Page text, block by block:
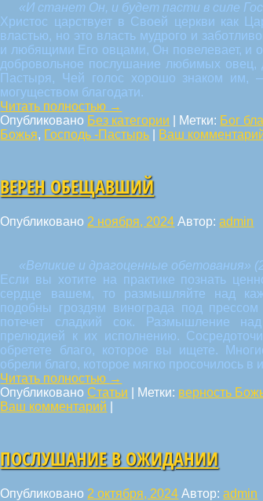
«И станет Он, и будет пасти в силе
Христос царствует в Своей церкви как
властью, но это власть мудрого и
и любящими Его овцами, Он повелевает, и
добровольное послушание любимых овец,
Пастыря, Чей голос хорошо знаком им,
могуществом благодати.
Читать полностью →
Опубликовано Без категории Метки: Бог
Божья, Господь -Пастырь Ваш
ВЕРЕН ОБЕЩАВШИЙ
Опубликовано 2 ноября, 2024 Автор:admin
«Великие и драгоценные обетования»
Если вы хотите на практике познать
сердце вашем, то размышляйте над
подобны гроздям винограда под
потечет сладкий сок. Размышление
прелюдией к их исполнению.
обретете благо, которое вы ищете.
обрели благо, которое мягко просочилось
Читать полностью →
ОпубликованоСтатьи Метки: верность
Ваш комментарий
ПОСЛУШАНИЕ В ОЖИДАНИИ
Опубликовано 2 октября, 2024 Автор:admin